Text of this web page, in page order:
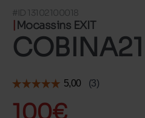
#ID 13102100018
Mocassins EXIT
COBINA21
100€